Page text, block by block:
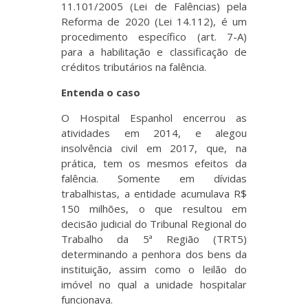
11.101/2005 (Lei de Falências) pela
Reforma de 2020 (Lei 14.112), é um
procedimento específico (art. 7-A)
para a habilitação e classificação de
créditos tributários na falência.
Entenda o caso
O Hospital Espanhol encerrou as
atividades em 2014, e alegou
insolvência civil em 2017, que, na
prática, tem os mesmos efeitos da
falência. Somente em dívidas
trabalhistas, a entidade acumulava R$
150 milhões, o que resultou em
decisão judicial do Tribunal Regional do
Trabalho da 5ª Região (TRT5)
determinando a penhora dos bens da
instituição, assim como o leilão do
imóvel no qual a unidade hospitalar
funcionava.